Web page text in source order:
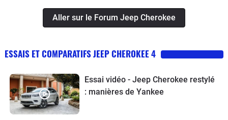
summum.En conclusion, je dirais que c'est un véhicule
qui cache bien son jeu. Sous son apparence sage
de confort, le tout avec une performance mécanique
ou Kadjar c'est votre choix, mais sachez que vous
passez à côté de quelque chose ;-) !!J'espère que la
fiabilité sera au rendez-vous et que je pourrai en
profiter encore longtemps.
Aller sur le Forum Jeep Cherokee
ESSAIS ET COMPARATIFS JEEP CHEROKEE 4
Essai vidéo - Jeep Cherokee restylé
: manières de Yankee